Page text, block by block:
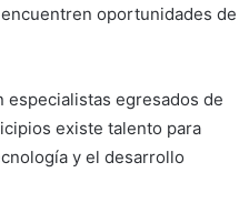
oportunidades de
especialistas egresados de
existe talento para
y el desarrollo